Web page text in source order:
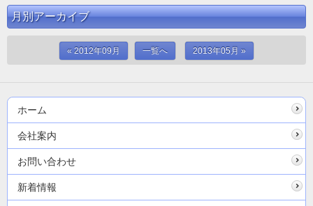
月別アーカイブ
« 2012年09月 一覧へ 2013年05月 »
ホーム
会社案内
お問い合わせ
新着情報